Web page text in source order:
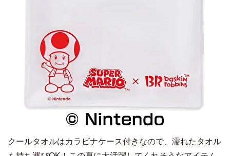
クールタオルはカラビナケース付きなので、濡れたタオル